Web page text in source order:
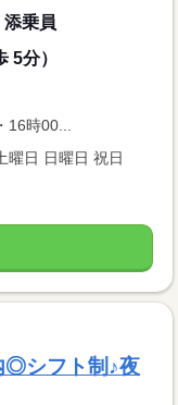
乗員
5分）
時00...
曜日 日曜日 祝日
◎シフト制♪夜